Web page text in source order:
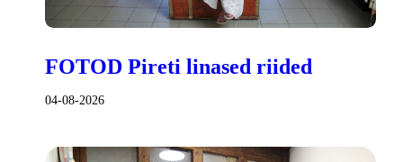
FOTOD Pireti linased riided
04-08-2026